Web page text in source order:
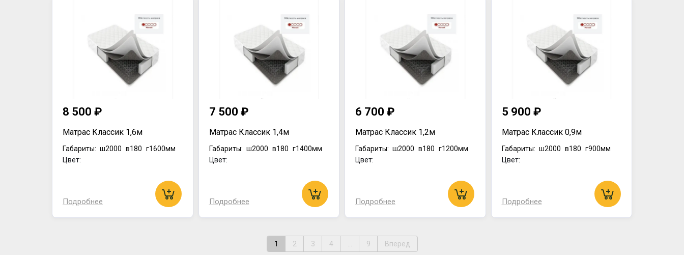
8 500 ₽
Матрас Классик 1,6м
Габариты: ш2000 в180 г1600мм
Цвет:
Подробнее
7 500 ₽
Матрас Классик 1,4м
Габариты: ш2000 в180 г1400мм
Цвет:
Подробнее
6 700 ₽
Матрас Классик 1,2м
Габариты: ш2000 в180 г1200мм
Цвет:
Подробнее
5 900 ₽
Матрас Классик 0,9м
Габариты: ш2000 в180 г900мм
Цвет:
Подробнее
1 2 3 4 9 Вперед